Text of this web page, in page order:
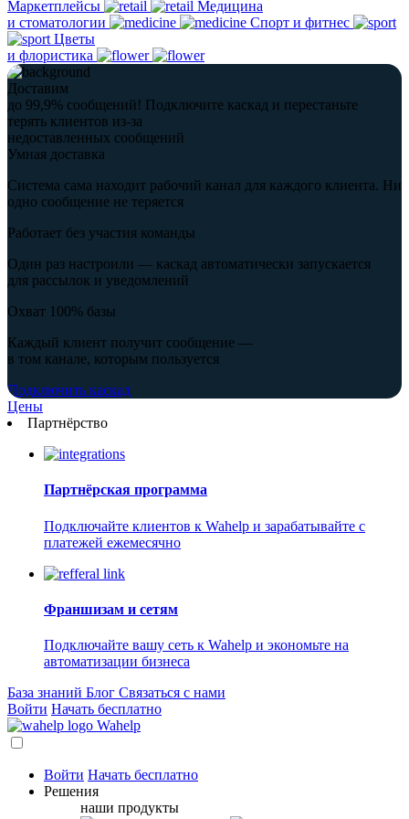
Маркетплейсы
Медицина
и стоматологии
Спорт и фитнес
Цветы
и флористика
Доставим
до 99,9% сообщений! Подключите каскад и перестаньте
терять клиентов из-за
недоставленных сообщений
Умная доставка
Система сама находит рабочий канал для каждого клиента. Ни
одно сообщение не теряется
Работает без участия команды
Один раз настроили — каскад автоматически запускается
для рассылок и уведомлений
Охват 100% базы
Каждый клиент получит сообщение —
в том канале, которым пользуется
Подключить каскад
Цены
Партнёрство
Партнёрская программа
Подключайте клиентов к Wahelp и зарабатывайте с
платежей ежемесячно
Франшизам и сетям
Подключайте вашу сеть к Wahelp и экономьте на
автоматизации бизнеса
База знаний Блог Связаться с нами
Войти Начать бесплатно
Wahelp
Войти Начать бесплатно
Решения
наши продукты